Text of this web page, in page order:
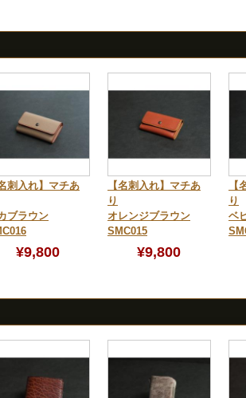
刺入れ】マチあ
ブラウン
¥9,800
【名刺入れ】マチあ
り
オレンジブラウン
SMC015
¥9,800
【
り
ベ